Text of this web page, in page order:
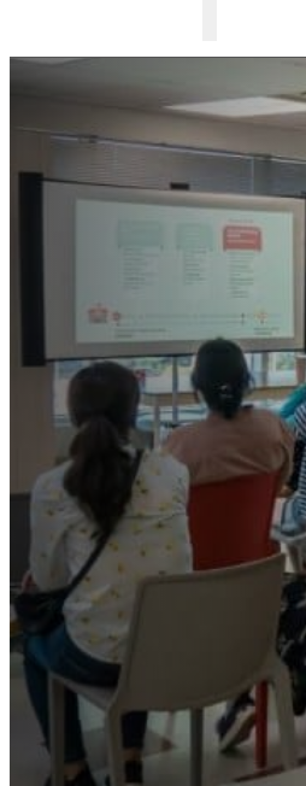
参与各个学习
动
从家长工作坊、招生信息说明会到开
项活动旨在帮助家庭掌握知识、增强
到来的各种机会，与专家交流、提